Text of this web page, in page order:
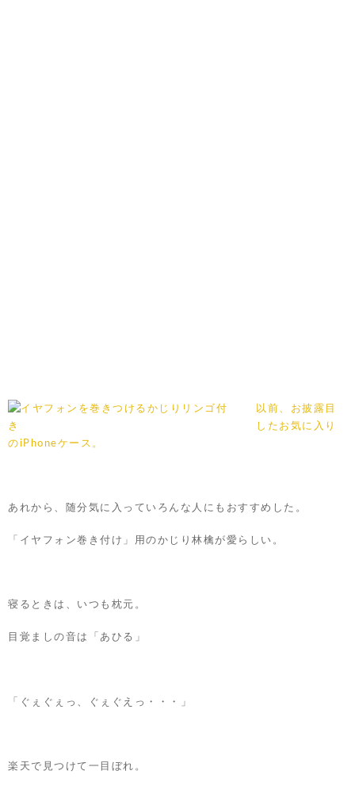
以前、お披露目
したお気に入り
のiPhoneケース。
あれから、随分気に入っていろんな人にもおすすめした。
「イヤフォン巻き付け」用のかじり林檎が愛らしい。
寝るときは、いつも枕元。
目覚ましの音は「あひる」
「ぐぇぐぇっ、ぐぇぐえっ・・・」
楽天で見つけて一目ぼれ。